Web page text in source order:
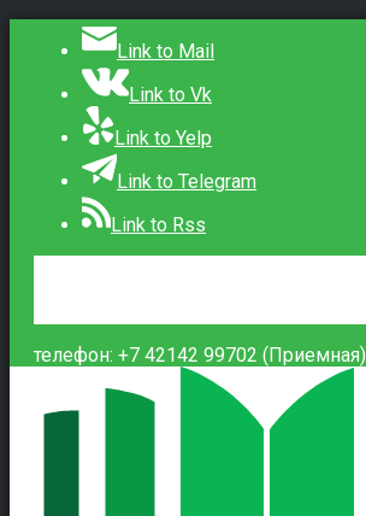
Link to Mail
Link to Vk
Link to Yelp
Link to Telegram
Link to Rss
телефон: +7 42142 99702 (Приемная)